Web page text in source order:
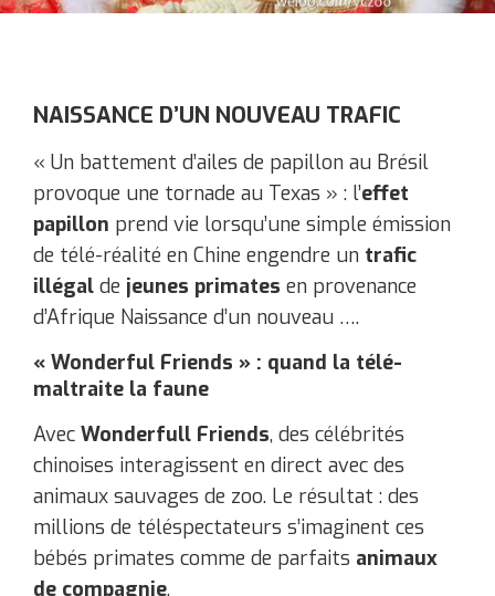
NAISSANCE D’UN NOUVEAU TRAFIC
« Un battement d’ailes de papillon au Brésil
provoque une tornade au Texas » : l’effet
papillon prend vie lorsqu’une simple émission
de télé-réalité en Chine engendre un trafic
illégal de jeunes primates en provenance
d’Afrique ​Naissance d’un nouveau ….
« Wonderful Friends » : quand la télé-
maltraite la faune
Avec Wonderfull Friends, des célébrités
chinoises interagissent en direct avec des
animaux sauvages de zoo. Le résultat : des
millions de téléspectateurs s’imaginent ces
bébés primates comme de parfaits animaux
de compagnie.